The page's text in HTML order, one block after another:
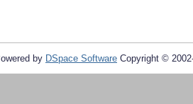
by DSpace Software Copyright ©